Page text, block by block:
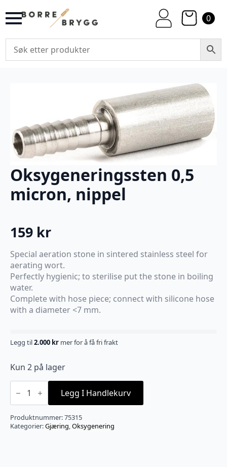
0
Oksygeneringssten 0,5
micron, nippel
159 kr
Special aeration stone in sintered stainless steel for
aerating wort.
Perfectly hygienic; to sterilise put the stone in boiling
water.
Complete with hose piece; connect with silicone hose
with a diameter <7 mm.
Legg til2.000 kr mer for å få fri frakt
Kun 2 på lager
Oksygeneringssten
0,5
nippel
antall
Legg I Handlekurv
Produktnummer:75315
Kategorier:Gjæring,Oksygenering